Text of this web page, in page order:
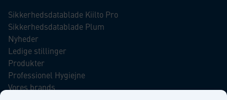
Sikkerhedsdatablade Kiilto Pro
Sikkerhedsdatablade Plum
Nyheder
Ledige stillinger
Produkter
Professionel Hygiejne
Vores brands